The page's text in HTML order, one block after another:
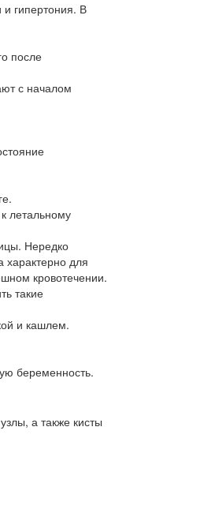
гипертония. В
после
с началом
летальному
Нередко
для
кровотечении.
такие
и кашлем.
беременность.
а также кисты